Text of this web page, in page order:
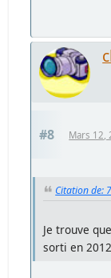
#8 Mars 12,
Citation de:
Je trouve
sorti en